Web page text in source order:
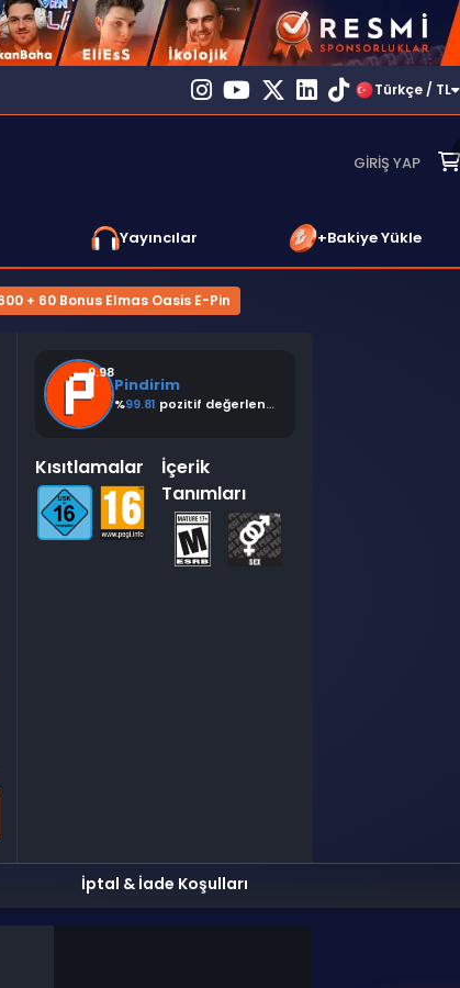
Türkçe / TL
GIRIŞ YAP
Yayıncılar +Bakiye Yükle
+ 60 Bonus Elmas Oasis E-Pin
9.98
Pindirim
%99.81 pozitif değerlendirme
Kısıtlamalar
İçerik
Tanımları
İptal & İade Koşulları